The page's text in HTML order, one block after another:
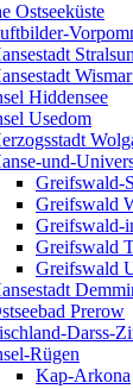
Ostseeküste
Hiddensee
Usedom
und-
Greifswald-
Greifswald
Greifswald-
Greifswald
Greifswald
Prerow
Darss-
Rügen
Kap-Arkona